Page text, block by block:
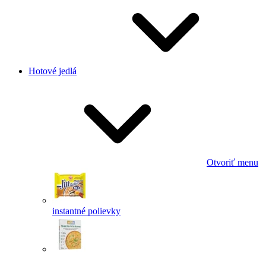
Hotové jedlá
Otvoriť menu
instantné polievky